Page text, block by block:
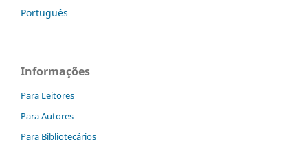
Português
Informações
Para Leitores
Para Autores
Para Bibliotecários